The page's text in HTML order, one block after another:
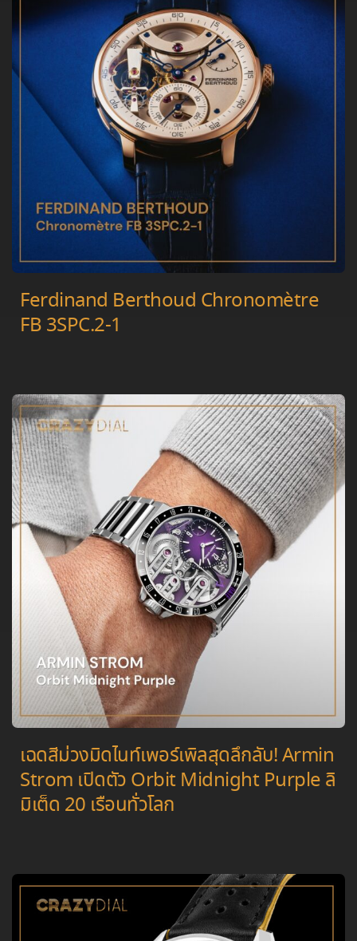
Ferdinand Berthoud Chronomètre
FB 3SPC.2-1
เฉดสีม่วงมิดไนท์เพอร์เพิลสุดลึกลับ! Armin
Strom เปิดตัว Orbit Midnight Purple ลิ
มิเต็ด 20 เรือนทั่วโลก